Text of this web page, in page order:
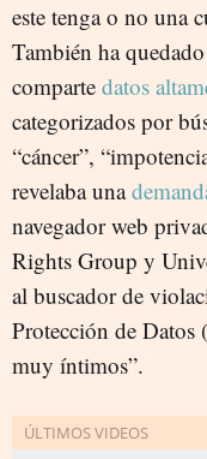
este tenga o no una
También ha
comparte datos
categorizados por
“cáncer”,
revelaba una
navegador web
Rights Group y
al buscador de
Protección de Datos
muy íntimos”.